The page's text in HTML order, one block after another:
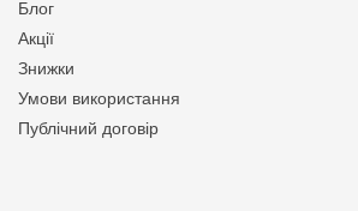
Блог
Акції
Знижки
Умови використання
Публічний договір